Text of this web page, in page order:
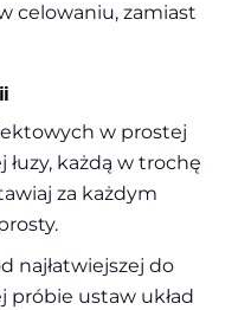
celowaniu, zamiast
w prostej
każdą w trochę
za każdym
najłatwiejszej do
próbie ustaw układ